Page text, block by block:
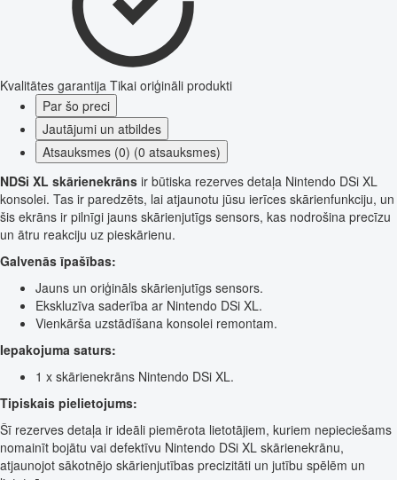
Kvalitātes garantija Tikai oriģināli produkti
Par šo preci
Jautājumi un atbildes
Atsauksmes (0) (0 atsauksmes)
NDSi XL skārienekrāns ir būtiska rezerves detaļa Nintendo DSi XL
konsolei. Tas ir paredzēts, lai atjaunotu jūsu ierīces skārienfunkciju, un
šis ekrāns ir pilnīgi jauns skārienjutīgs sensors, kas nodrošina precīzu
un ātru reakciju uz pieskārienu.
Galvenās īpašības:
Jauns un oriģināls skārienjutīgs sensors.
Ekskluzīva saderība ar Nintendo DSi XL.
Vienkārša uzstādīšana konsolei remontam.
Iepakojuma saturs:
1 x skārienekrāns Nintendo DSi XL.
Tipiskais pielietojums:
Šī rezerves detaļa ir ideāli piemērota lietotājiem, kuriem nepieciešams
nomainīt bojātu vai defektīvu Nintendo DSi XL skārienekrānu,
atjaunojot sākotnējo skārienjutības precizitāti un jutību spēlēm un